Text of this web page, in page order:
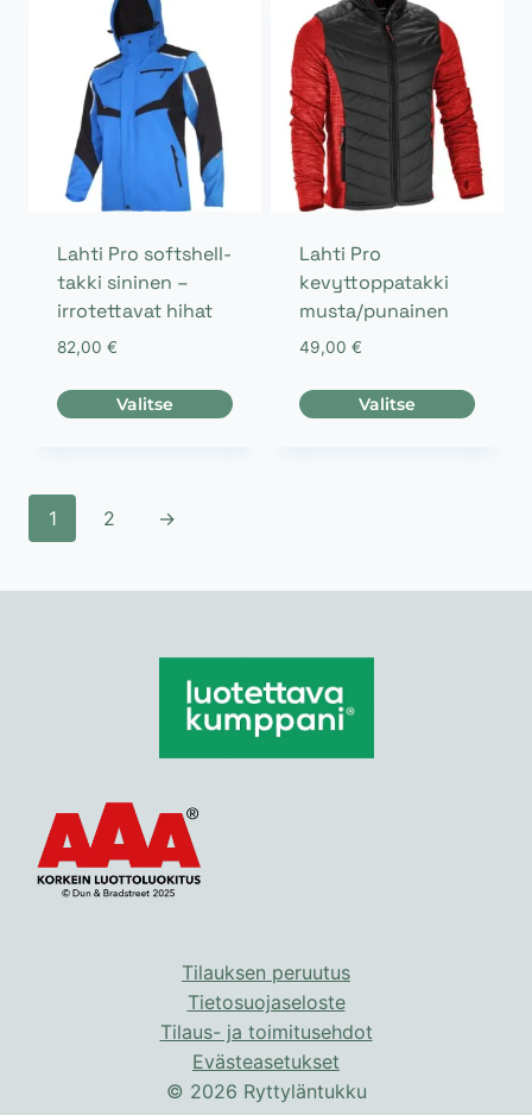
useampi
muunnelma.
Voit
tehdä
valinnat
tuotteen
on
useampi
muunnelma.
Voit
tehdä
valinnat
tuotteen
Lahti Pro softshell-
takki sininen –
irrotettavat hihat
82,00 €
Valitse
on
useampi
Lahti Pro
kevyttoppatakki
musta/punainen
49,00 €
Valitse
sivulla.
1 2 →
Tilauksen peruutus
Tietosuojaseloste
Tilaus- ja toimitusehdot
Evästeasetukset
© 2026 Ryttyläntukku